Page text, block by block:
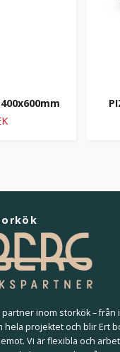
partner inom storkök – från
hela projektet och blir Ert
Vi är flexibla och